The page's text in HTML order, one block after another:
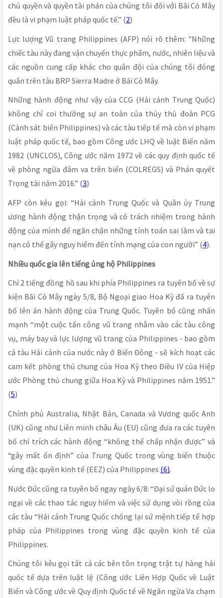
chủ quyền và quyền tài phán của chúng tôi đối với Bãi Cỏ Mây
đều là vi phạm luật pháp quốc tế.” (2)
Lực lượng Vũ trang Philippines (AFP) nói rõ thêm: "Những
chiếc tàu này đang vận chuyển thực phẩm, nước, nhiên liệu và
các nguồn cung cấp khác cho quân đội của chúng tôi đóng
quân trên tàu BRP Sierra Madre ở Bãi Cỏ Mây.
Những hành động như vậy của CCG (Hải cảnh Trung Quốc)
không chỉ coi thường sự an toàn của thủy thủ đoàn PCG
(Cảnh sát biển Philippines) và các tàu tiếp tế mà còn vi phạm
luật pháp quốc tế, bao gồm Công ước LHQ về luật Biển năm
1982 (UNCLOS), Công ước năm 1972 về các quy định quốc tế
về phòng ngừa đâm va trên biển (COLREGS) và Phán quyết
Trọng tài năm 2016.” (3)
AFP còn kêu gọi: “Hải cảnh Trung Quốc và Quân ủy Trung
ương hành động thận trọng và có trách nhiệm trong hành
động của mình để ngăn chặn những tính toán sai lầm và tai
nạn có thể gây nguy hiểm đến tính mạng của con người” (4).
Nhiều quốc gia lên tiếng ủng hộ Philippines
Chỉ 2 tiếng đồng hồ sau khi phía Philippines ra tuyên bố về sự
kiện Bãi Cỏ Mây ngày 5/8, Bộ Ngoại giao Hoa Kỳ đã ra tuyên
bố lên án hành động của Trung Quốc. Tuyên bố cũng nhấn
mạnh “một cuộc tấn công vũ trang nhằm vào các tàu công
vụ, máy bay và lực lượng vũ trang của Philippines - bao gồm
cả tàu Hải cảnh của nước này ở Biển Đông - sẽ kích hoạt các
cam kết phòng thủ chung của Hoa Kỳ theo Điều IV của Hiệp
ước Phòng thủ chung giữa Hoa Kỳ và Philippines năm 1951.”
(5)
Chính phủ Australia, Nhật Bản, Canada và Vương quốc Anh
(UK) cũng như Liên minh châu Âu (EU) cũng đưa ra các tuyên
bố chỉ trích các hành động “không thể chấp nhận được” và
“gây mất ổn định” của Trung Quốc trong vùng biển thuộc
vùng đặc quyền kinh tế (EEZ) của Philippines (6).
Nước Đức cũng ra tuyên bố ngay ngày 6/8: “Đại sứ quán Đức lo
ngại về các thao tác nguy hiểm và việc sử dụng vòi rồng của
các tàu “Hải cảnh Trung Quốc chống lại sứ mệnh tiếp tế hợp
pháp của Philippines trong vùng đặc quyền kinh tế của
Philippines.
Chúng tôi kêu gọi tất cả các bên tôn trọng trật tự hàng hải
quốc tế dựa trên luật lệ (Công ước Liên Hợp Quốc về Luật
Biển và Công ước về Quy định Quốc tế về Ngăn ngừa Va chạm